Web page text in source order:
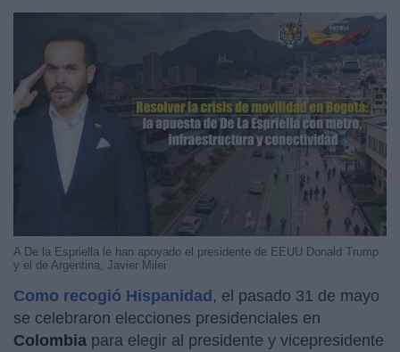
A De la Espriella le han apoyado el presidente de EEUU Donald Trump
y el de Argentina, Javier Milei
Como recogió Hispanidad, el pasado 31 de mayo
se celebraron elecciones presidenciales en
Colombia para elegir al presidente y vicepresidente